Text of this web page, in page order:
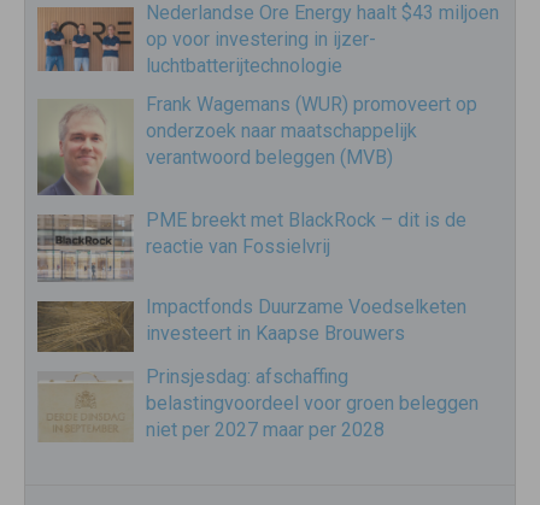
Nederlandse Ore Energy haalt $43 miljoen
op voor investering in ijzer-
luchtbatterijtechnologie
Frank Wagemans (WUR) promoveert op
onderzoek naar maatschappelijk
verantwoord beleggen (MVB)
PME breekt met BlackRock – dit is de
reactie van Fossielvrij
Impactfonds Duurzame Voedselketen
investeert in Kaapse Brouwers
Prinsjesdag: afschaffing
belastingvoordeel voor groen beleggen
niet per 2027 maar per 2028